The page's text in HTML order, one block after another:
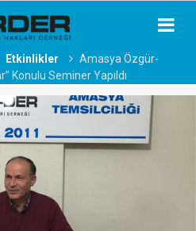
Etkinlikler
Amasya Özgür-
Konulu Seminer Yapıldı